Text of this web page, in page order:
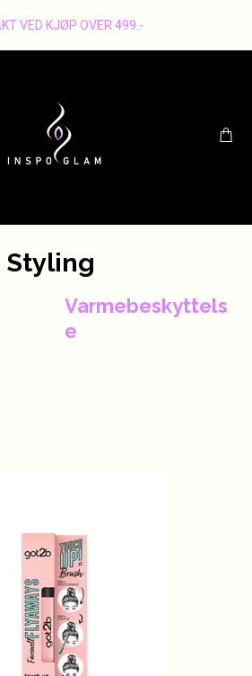
VED KJØP OVER 499.-
Styling
Varmebeskyttels
e